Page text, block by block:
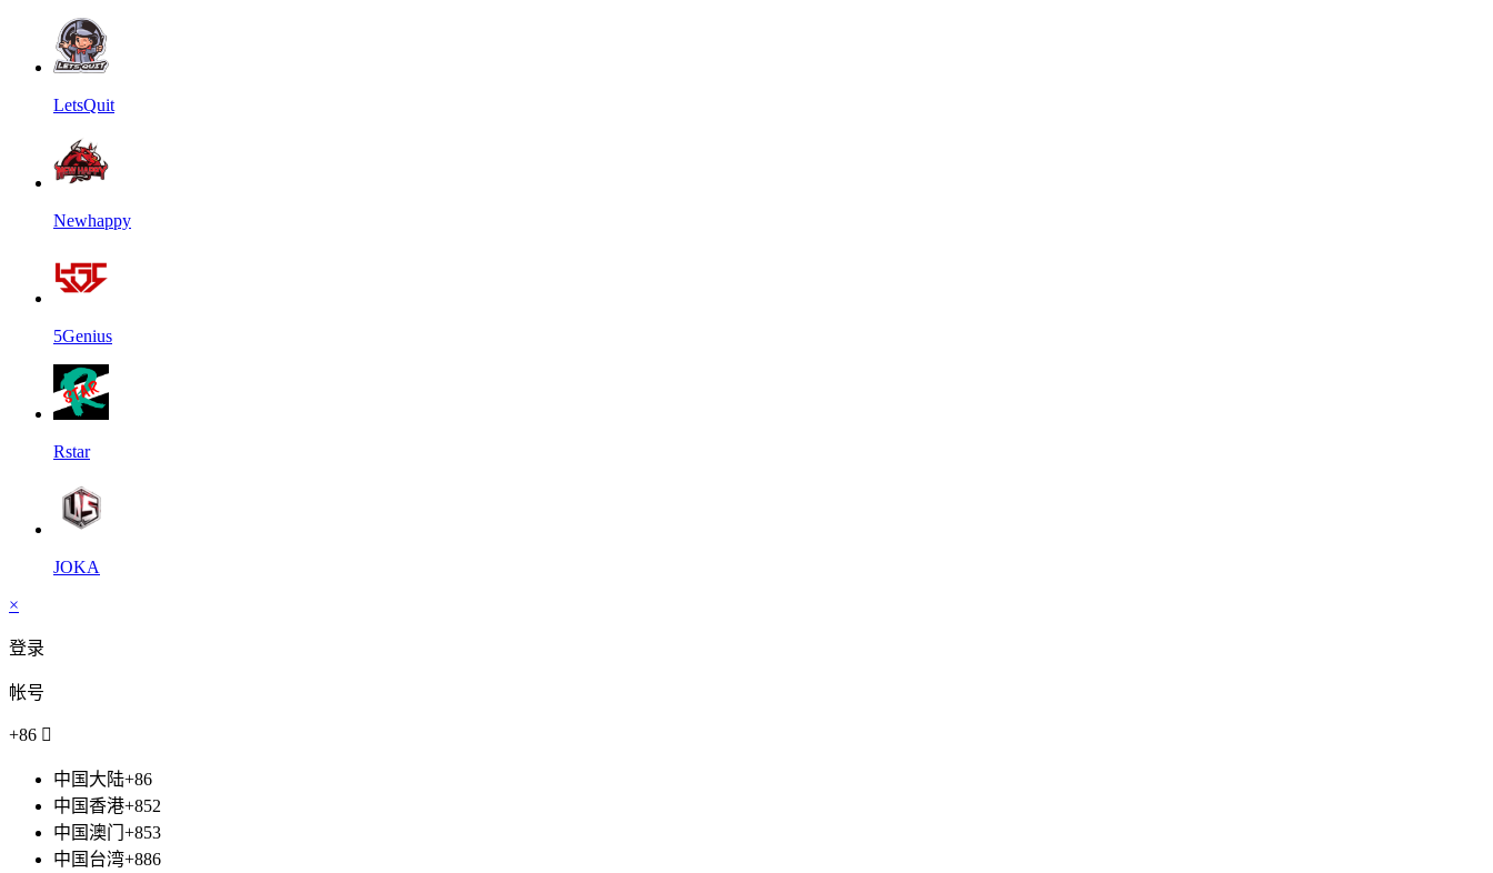
LetsQuit
Newhappy
5Genius
Rstar
JOKA
×
登录
帐号
+86 
中国大陆+86
中国香港+852
中国澳门+853
中国台湾+886